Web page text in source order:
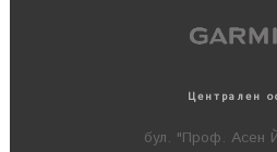
Централен
бул. "Проф. Асен